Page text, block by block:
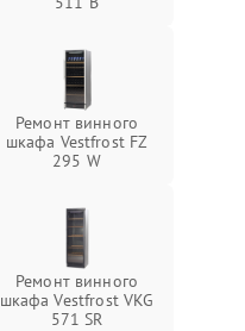
Ремонт винного
шкафа Vestfrost FZ
295 W
Ремонт винного
шкафа Vestfrost VKG
571 SR